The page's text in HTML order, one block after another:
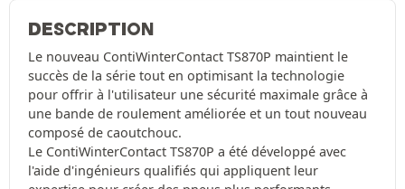
DESCRIPTION
Le nouveau ContiWinterContact TS870P maintient le
succès de la série tout en optimisant la technologie
pour offrir à l'utilisateur une sécurité maximale grâce à
une bande de roulement améliorée et un tout nouveau
composé de caoutchouc.
Le ContiWinterContact TS870P a été développé avec
l'aide d'ingénieurs qualifiés qui appliquent leur